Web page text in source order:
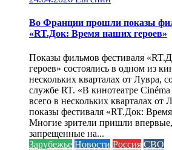
Во Франции прошли показы
«RT.Док: Время наших героев»
Показы фильмов фестиваля
героев» состоялись в одном из
нескольких кварталах от Лувра,
службе RT. «В кинотеатре
всего в нескольких кварталах от
показы фестиваля «RT.Док:
Многие зрители пришли
запрещенные на...
Зарубежье Новости Россия СВО